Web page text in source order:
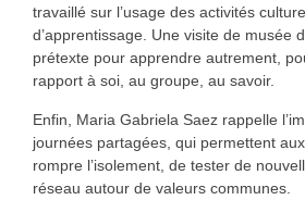
travaillé sur l’usage des activités
d’apprentissage. Une visite de musée
prétexte pour apprendre autrement,
rapport à soi, au groupe, au savoir.
Enfin, Maria Gabriela Saez rappelle
journées partagées, qui permettent
rompre l’isolement , de tester de
réseau autour de valeurs communes.